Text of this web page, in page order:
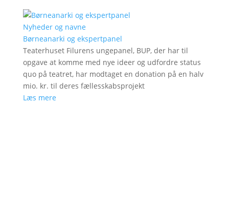
Nyheder og navne
Børneanarki og ekspertpanel
Teaterhuset Filurens ungepanel, BUP, der har til
opgave at komme med nye ideer og udfordre status
quo på teatret, har modtaget en donation på en halv
mio. kr. til deres fællesskabsprojekt
Læs mere